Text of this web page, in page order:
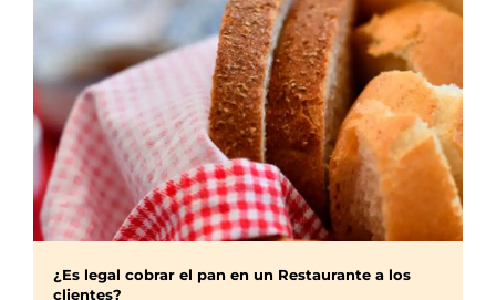
¿Es legal cobrar el pan en un Restaurante a los
clientes?